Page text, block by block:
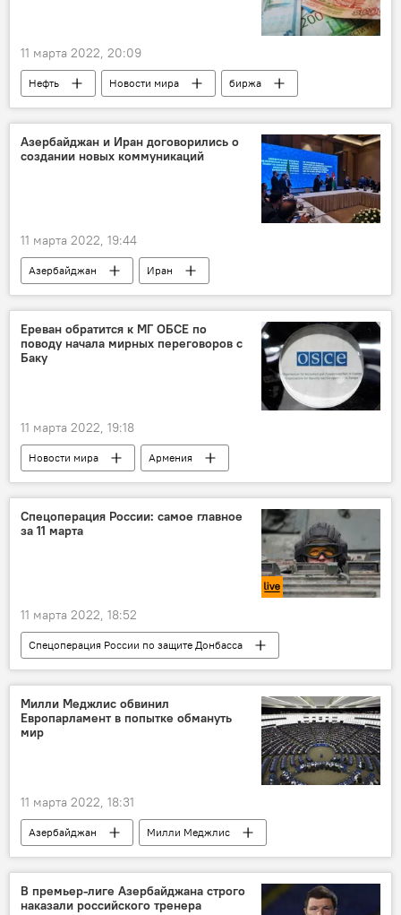
11 марта 2022, 20:09
Нефть Новости мира
биржа
Рубль
курс
Азербайджан и Иран договорились о
создании новых коммуникаций
11 марта 2022, 19:44
Азербайджан
Иран
Коммуникации
Ереван обратится к МГ ОБСЕ по
поводу начала мирных переговоров с
Баку
11 марта 2022, 19:18
Новости мира
Армения
мирный договор
Азербайджан
Спецоперация России: самое главное
за 11 марта
11 марта 2022, 18:52
Спецоперация России по защите Донбасса
Россия
Милли Меджлис обвинил
Европарламент в попытке обмануть
мир
11 марта 2022, 18:31
Азербайджан
Милли Меджлис
Европарламент
В премьер-лиге Азербайджана строго
наказали российского тренера